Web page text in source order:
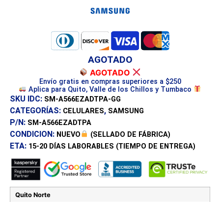
AGOTADO
AGOTADO
Envío gratis en compras superiores a $250
Aplica para Quito, Valle de los Chillos y Tumbaco
SKU IDC: SM-A566EZADTPA-GG
CATEGORÍAS: CELULARES, SAMSUNG
P/N: SM-A566EZADTPA
CONDICION: NUEVO (SELLADO DE FÁBRICA)
ETA: 15-20 DÍAS LABORABLES (TIEMPO DE ENTREGA)
Quito Norte